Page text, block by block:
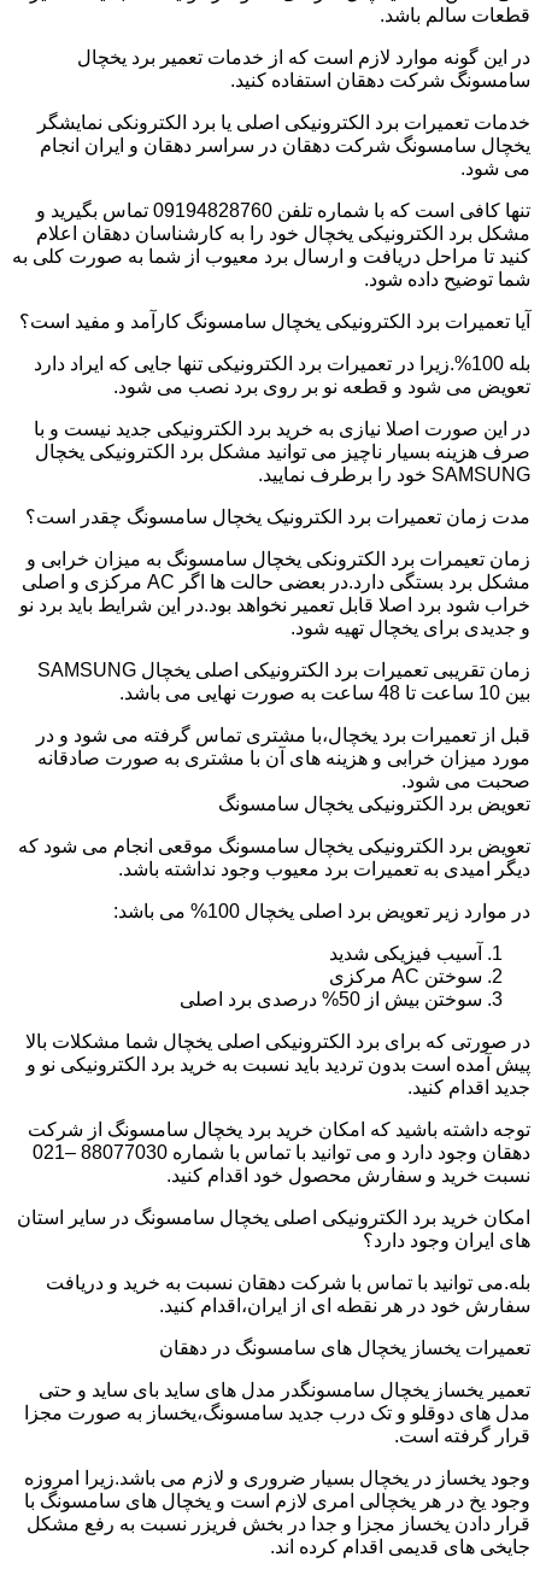
قطعات سالم باشد.
در این گونه موارد لازم است که از خدمات تعمیر برد یخچال
سامسونگ شرکت دهقان استفاده کنید.
خدمات تعمیرات برد الکترونیکی اصلی یا برد الکترونکی نمایشگر
یخچال سامسونگ شرکت دهقان در سراسر دهقان و ایران انجام
می شود.
تنها کافی است که با شماره تلفن 09194828760 تماس بگیرید و
مشکل برد الکترونیکی یخچال خود را به کارشناسان دهقان اعلام
کنید تا مراحل دریافت و ارسال برد معیوب از شما به صورت کلی به
شما توضیح داده شود.
آیا تعمیرات برد الکترونیکی یخچال سامسونگ کارآمد و مفید است؟
بله 100%.زیرا در تعمیرات برد الکترونیکی تنها جایی که ایراد دارد
تعویض می شود و قطعه نو بر روی برد نصب می شود.
در این صورت اصلا نیازی به خرید برد الکترونیکی جدید نیست و با
صرف هزینه بسیار ناچیز می توانید مشکل برد الکترونیکی یخچال
SAMSUNG خود را برطرف نمایید.
مدت زمان تعمیرات برد الکترونیک یخچال سامسونگ چقدر است؟
زمان تعیمرات برد الکترونکی یخچال سامسونگ به میزان خرابی و
مشکل برد بستگی دارد.در بعضی حالت ها اگر AC مرکزی و اصلی
خراب شود برد اصلا قابل تعمیر نخواهد بود.در این شرایط باید برد نو
و جدیدی برای یخچال تهیه شود.
زمان تقریبی تعمیرات برد الکترونیکی اصلی یخچال SAMSUNG
بین 10 ساعت تا 48 ساعت به صورت نهایی می باشد.
قبل از تعمیرات برد یخچال،با مشتری تماس گرفته می شود و در
مورد میزان خرابی و هزینه های آن با مشتری به صورت صادقانه
صحبت می شود.
تعویض برد الکترونیکی یخچال سامسونگ
تعویض برد الکترونیکی یخچال سامسونگ موقعی انجام می شود که
دیگر امیدی به تعمیرات برد معیوب وجود نداشته باشد.
در موارد زیر تعویض برد اصلی یخچال 100% می باشد:
آسیب فیزیکی شدید
سوختن AC مرکزی
سوختن بیش از 50% درصدی برد اصلی
در صورتی که برای برد الکترونیکی اصلی یخچال شما مشکلات بالا
پیش آمده است بدون تردید باید نسبت به خرید برد الکترونیکی نو و
جدید اقدام کنید.
توجه داشته باشید که امکان خرید برد یخچال سامسونگ از شرکت
دهقان وجود دارد و می توانید با تماس با شماره 88077030 –021
نسبت خرید و سفارش محصول خود اقدام کنید.
امکان خرید برد الکترونیکی اصلی یخچال سامسونگ در سایر استان
های ایران وجود دارد؟
بله.می توانید با تماس با شرکت دهقان نسبت به خرید و دریافت
سفارش خود در هر نقطه ای از ایران،اقدام کنید.
تعمیرات یخساز یخچال های سامسونگ در دهقان
تعمیر یخساز یخچال سامسونگدر مدل های ساید بای ساید و حتی
مدل های دوقلو و تک درب جدید سامسونگ،یخساز به صورت مجزا
قرار گرفته است.
وجود یخساز در یخچال بسیار ضروری و لازم می باشد.زیرا امروزه
وجود یخ در هر یخچالی امری لازم است و یخچال های سامسونگ با
قرار دادن یخساز مجزا و جدا در بخش فریزر نسبت به رفع مشکل
جایخی های قدیمی اقدام کرده اند.